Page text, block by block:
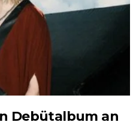
Debütalbum an